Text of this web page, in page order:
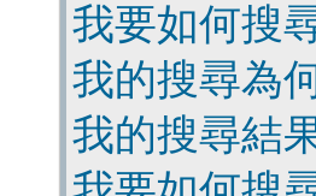
我要如何搜
我的搜尋為
我的搜尋結